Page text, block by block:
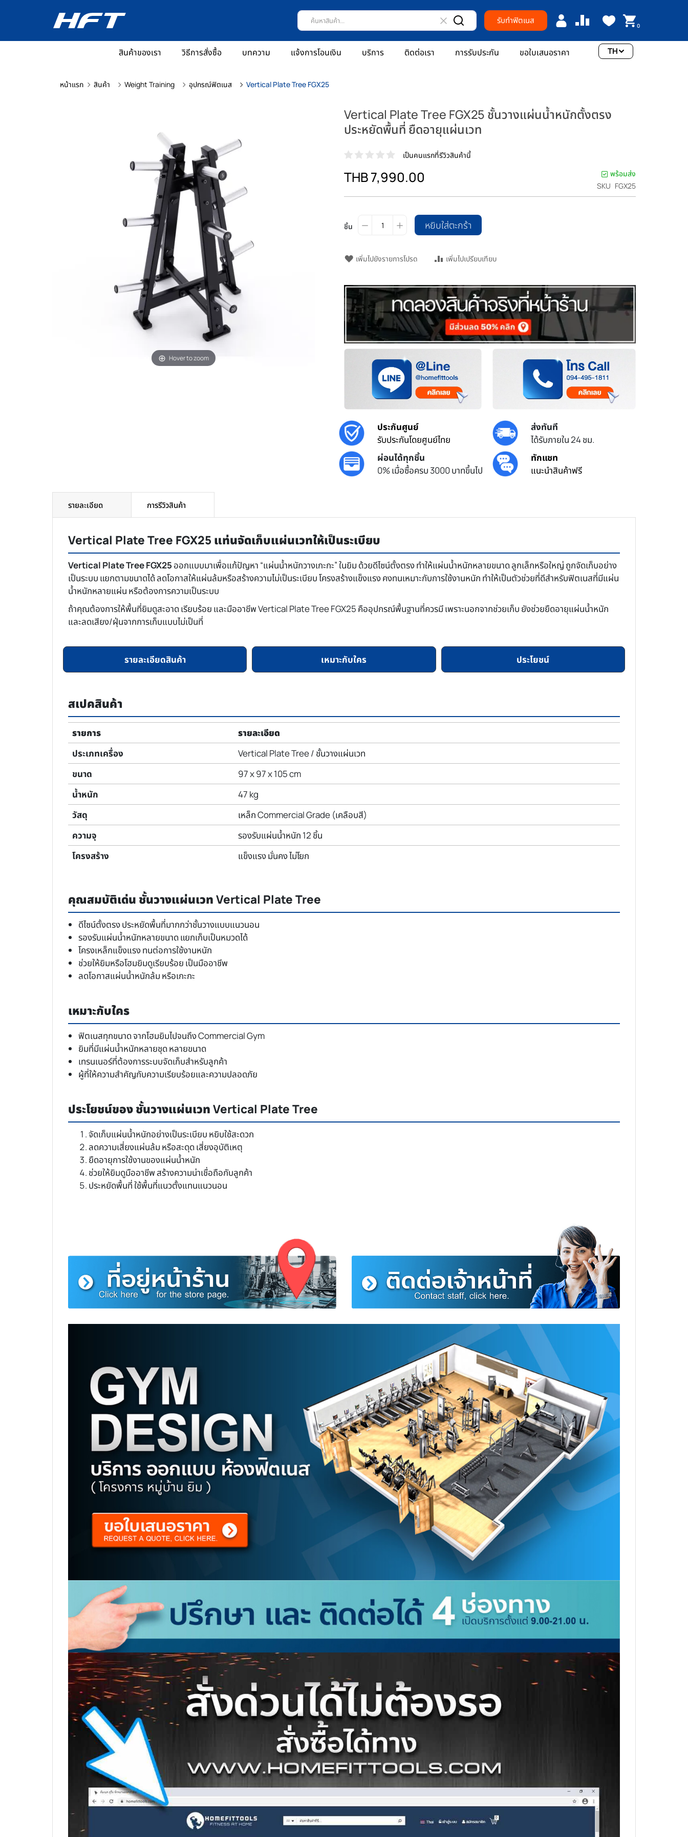
รับทำฟิตเนส 0
สินค้าของเรา วิธีการสั่งซื้อ บทความ แจ้งการโอนเงิน บริการ ติดต่อเรา การรับประกัน ขอใบเสนอราคา TH
หน้าแรก สินค้า Weight Training อุปกรณ์ฟิตเนส Vertical Plate Tree FGX25
Hover to zoom
Vertical Plate Tree FGX25 ชั้นวางแผ่นน้ำหนักตั้งตรง
ประหยัดพื้นที่ ยืดอายุแผ่นเวท
เป็นคนแรกที่รีวิวสินค้านี้
THB 7,990.00
พร้อมส่ง
SKU FGX25
ชิ้น หยิบใส่ตะกร้า
เพิ่มไปยังรายการโปรด เพิ่มไปเปรียบเทียบ
ประกันศูนย์
รับประกันโดยศูนย์ไทย
ส่งทันที
ได้รับภายใน 24 ชม.
ผ่อนได้ทุกชิ้น
0% เมื่อซื้อครบ 3000 บาทขึ้นไป
ทักแชท
แนะนำสินค้าฟรี
รายละเอียด
Vertical Plate Tree FGX25 แท่นจัดเก็บแผ่นเวทให้เป็นระเบียบ
Vertical Plate Tree FGX25 ออกแบบมาเพื่อแก้ปัญหา “แผ่นน้ำหนักวางเกะกะ” ในยิม ด้วยดีไซน์ตั้งตรง ทำให้แผ่นน้ำหนักหลายขนาด ลูกเล็กหรือใหญ่ ถูกจัดเก็บอย่าง
เป็นระบบ แยกตามขนาดได้ ลดโอกาสให้แผ่นล้มหรือสร้างความไม่เป็นระเบียบ โครงสร้างแข็งแรง คงทนเหมาะกับการใช้งานหนัก ทำให้เป็นตัวช่วยที่ดีสำหรับฟิตเนสที่มีแผ่น
น้ำหนักหลายแผ่น หรือต้องการความเป็นระบบ
ถ้าคุณต้องการให้พื้นที่ยิมดูสะอาด เรียบร้อย และมืออาชีพ Vertical Plate Tree FGX25 คืออุปกรณ์พื้นฐานที่ควรมี เพราะนอกจากช่วยเก็บ ยังช่วยยืดอายุแผ่นน้ำหนัก
และลดเสียง/ฝุ่นจากการเก็บแบบไม่เป็นที่
รายละเอียดสินค้า เหมาะกับใคร ประโยชน์
สเปคสินค้า
รายการ
รายละเอียด
ประเภทเครื่อง
Vertical Plate Tree / ชั้นวางแผ่นเวท
ขนาด
97 x 97 x 105 cm
น้ำหนัก
47 kg
วัสดุ
เหล็ก Commercial Grade (เคลือบสี)
ความจุ
รองรับแผ่นน้ำหนัก 12 ชิ้น
โครงสร้าง
แข็งแรง มั่นคง ไม่โยก
คุณสมบัติเด่น ชั้นวางแผ่นเวท Vertical Plate Tree
ดีไซน์ตั้งตรง ประหยัดพื้นที่มากกว่าชั้นวางแบบแนวนอน
รองรับแผ่นน้ำหนักหลายขนาด แยกเก็บเป็นหมวดได้
โครงเหล็กแข็งแรง ทนต่อการใช้งานหนัก
ช่วยให้ยิมหรือโฮมยิมดูเรียบร้อย เป็นมืออาชีพ
ลดโอกาสแผ่นน้ำหนักล้ม หรือเกะกะ
เหมาะกับใคร
ฟิตเนสทุกขนาด จากโฮมยิมไปจนถึง Commercial Gym
ยิมที่มีแผ่นน้ำหนักหลายชุด หลายขนาด
เทรนเนอร์ที่ต้องการระบบจัดเก็บสำหรับลูกค้า
ผู้ที่ให้ความสำคัญกับความเรียบร้อยและความปลอดภัย
ประโยชน์ของ ชั้นวางแผ่นเวท Vertical Plate Tree
จัดเก็บแผ่นน้ำหนักอย่างเป็นระเบียบ หยิบใช้สะดวก
ลดความเสี่ยงแผ่นล้ม หรือสะดุด เสี่ยงอุบัติเหตุ
ยืดอายุการใช้งานของแผ่นน้ำหนัก
ช่วยให้ยิมดูมืออาชีพ สร้างความน่าเชื่อถือกับลูกค้า
ประหยัดพื้นที่ ใช้พื้นที่แนวตั้งแทนแนวนอน
การรีวิวสินค้า